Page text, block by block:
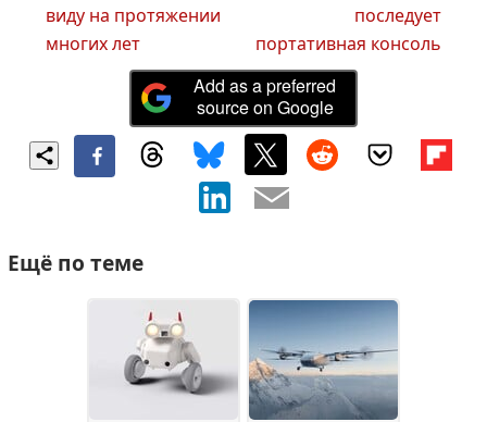
виду на протяжении
многих лет
последует
портативная консоль
Add as a preferred
source on Google
Ещё по теме